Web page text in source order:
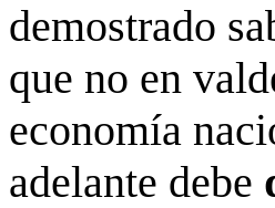
demostrado
que no en
economía
adelante debe